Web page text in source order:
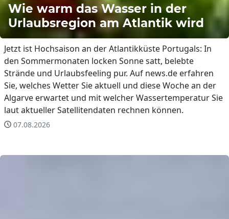
Wie warm das Wasser in der
Urlaubsregion am Atlantik wird
Jetzt ist Hochsaison an der Atlantikküste Portugals: In
den Sommermonaten locken Sonne satt, belebte
Strände und Urlaubsfeeling pur. Auf news.de erfahren
Sie, welches Wetter Sie aktuell und diese Woche an der
Algarve erwartet und mit welcher Wassertemperatur Sie
laut aktueller Satellitendaten rechnen können.
07.08.2026